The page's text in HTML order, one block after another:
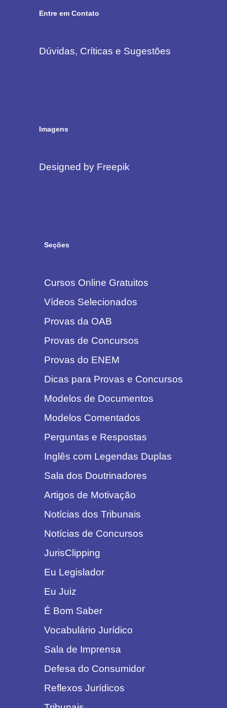
Entre em Contato
Dúvidas, Críticas e Sugestões
Imagens
Designed by Freepik
Seções
Cursos Online Gratuitos
Vídeos Selecionados
Provas da OAB
Provas de Concursos
Provas do ENEM
Dicas para Provas e Concursos
Modelos de Documentos
Modelos Comentados
Perguntas e Respostas
Inglês com Legendas Duplas
Sala dos Doutrinadores
Artigos de Motivação
Notícias dos Tribunais
Notícias de Concursos
JurisClipping
Eu Legislador
Eu Juiz
É Bom Saber
Vocabulário Jurídico
Sala de Imprensa
Defesa do Consumidor
Reflexos Jurídicos